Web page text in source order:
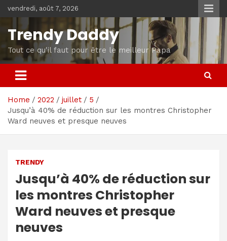
to
content
vendredi, août 7, 2026
Trendy Daddy
Tout ce qu'il faut pour être le meilleur Papa
Home 2022 juillet
5
Jusqu’à 40% de réduction sur les montres Christopher
Ward neuves et presque neuves
TRENDY
Jusqu’à 40% de réduction sur
les montres Christopher
Ward neuves et presque
neuves